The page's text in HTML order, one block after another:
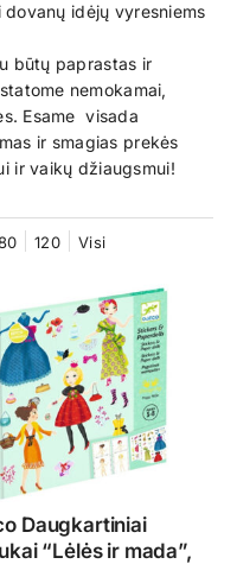
idėjų vyresniems
būtų paprastas ir
nemokamai,
Esame visada
ir smagias prekės
ir vaikų džiaugsmui!
120 Visi
Daugkartiniai
“Lėlės ir mada”,